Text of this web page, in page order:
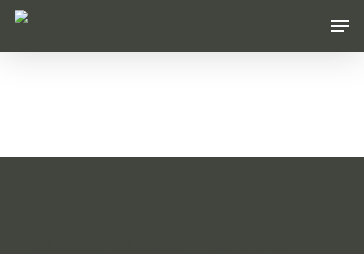
Skip
main